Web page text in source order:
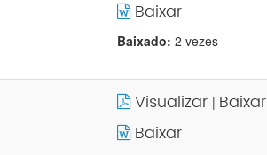
Baixar
Baixado: 2 vezes
Visualizar | Baixar
Baixar